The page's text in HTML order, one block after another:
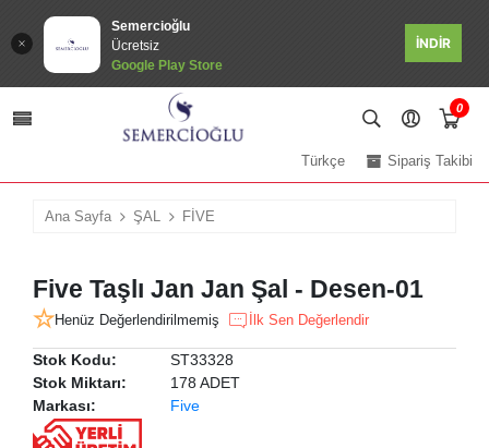
Semercioğlu
Ücretsiz
Google Play Store
İNDİR
0
Sipariş Takibi
Türkçe
Ana Sayfa ŞAL FİVE
Five Taşlı Jan Jan Şal - Desen-01
Henüz Değerlendirilmemiş İlk Sen Değerlendir
Stok Kodu:
ST33328
Stok Miktarı:
178 ADET
Markası:
Five